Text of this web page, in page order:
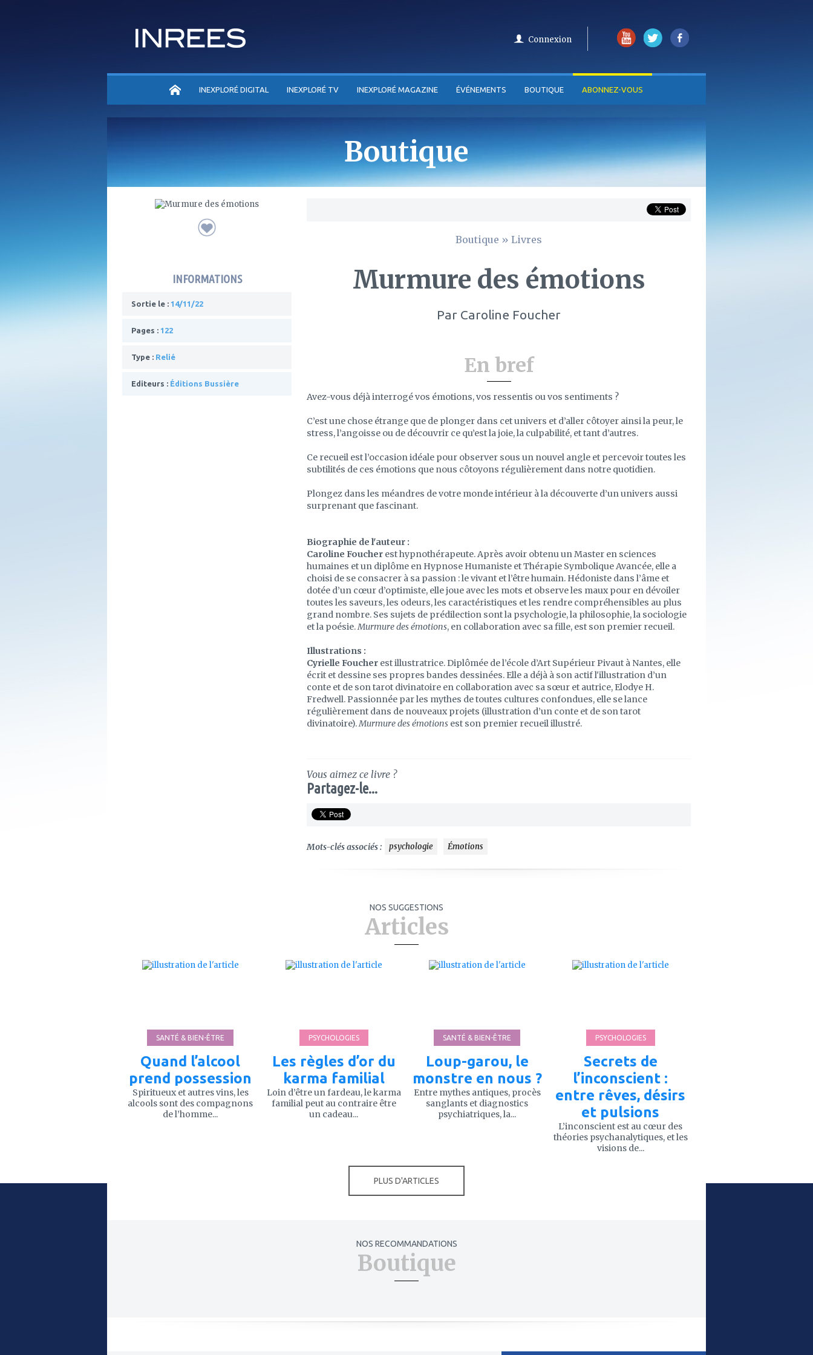
Connexion
ACCUEILINEXPLORÉ DIGITAL INEXPLORÉ TV INEXPLORÉ MAGAZINE ÉVÉNEMENTS BOUTIQUE ABONNEZ-VOUS
Boutique
INFORMATIONS
Sortie le : 14/11/22
Pages : 122
Type : Relié
Editeurs : Éditions Bussière
Boutique » Livres
Murmure des émotions
Par Caroline Foucher
En bref
Avez-vous déjà interrogé vos émotions, vos ressentis ou vos sentiments ?
C’est une chose étrange que de plonger dans cet univers et d’aller côtoyer ainsi la peur, le
stress, l’angoisse ou de découvrir ce qu’est la joie, la culpabilité, et tant d’autres.
Ce recueil est l’occasion idéale pour observer sous un nouvel angle et percevoir toutes les
subtilités de ces émotions que nous côtoyons régulièrement dans notre quotidien.
Plongez dans les méandres de votre monde intérieur à la découverte d’un univers aussi
surprenant que fascinant.
Biographie de l'auteur :
Caroline Foucher est hypnothérapeute. Après avoir obtenu un Master en sciences
humaines et un diplôme en Hypnose Humaniste et Thérapie Symbolique Avancée, elle a
choisi de se consacrer à sa passion : le vivant et l’être humain. Hédoniste dans l’âme et
dotée d’un cœur d’optimiste, elle joue avec les mots et observe les maux pour en dévoiler
toutes les saveurs, les odeurs, les caractéristiques et les rendre compréhensibles au plus
grand nombre. Ses sujets de prédilection sont la psychologie, la philosophie, la sociologie
et la poésie.Murmure des émotions, en collaboration avec sa fille, est son premier recueil.
Illustrations :
Cyrielle Foucher est illustratrice. Diplômée de l’école d’Art Supérieur Pivaut à Nantes, elle
écrit et dessine ses propres bandes dessinées. Elle a déjà à son actif l'illustration d’un
conte et de son tarot divinatoire en collaboration avec sa sœur et autrice, Elodye H.
Fredwell. Passionnée par les mythes de toutes cultures confondues, elle se lance
régulièrement dans de nouveaux projets (illustration d’un conte et de son tarot
divinatoire).Murmure des émotions est son premier recueil illustré.
Vous aimez ce livre ?
Partagez-le...
Mots-clés associés : psychologie Émotions
NOS SUGGESTIONS
Articles
SANTÉ & BIEN-ÊTRE
Quand l’alcool
prend possession
Spiritueux et autres vins, les
alcools sont des compagnons
de l’homme...
PSYCHOLOGIES
Les règles d’or du
karma familial
Loin d’être un fardeau, le karma
familial peut au contraire être
un cadeau...
SANTÉ & BIEN-ÊTRE
Loup-garou, le
monstre en nous ?
Entre mythes antiques, procès
sanglants et diagnostics
psychiatriques, la...
PSYCHOLOGIES
Secrets de
l’inconscient :
entre rêves, désirs
et pulsions
L’inconscient est au cœur des
théories psychanalytiques, et les
visions de...
PLUS D'ARTICLES
NOS RECOMMANDATIONS
Boutique